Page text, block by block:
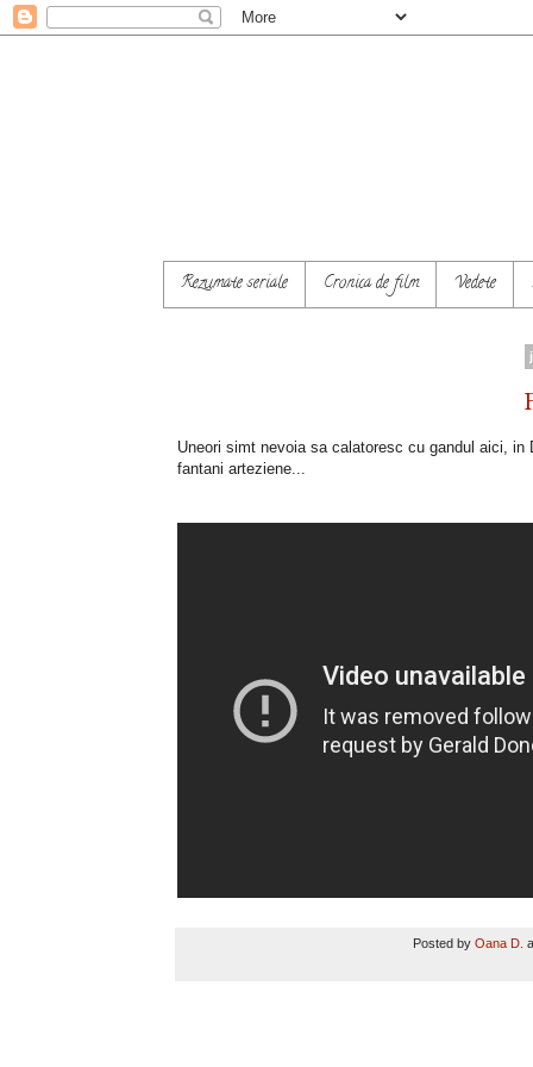
Rezumate seriale Cronica de film Vedete
Uneori simt nevoia sa calatoresc cu gandul aici,
fantani arteziene...
Posted by Oana D.